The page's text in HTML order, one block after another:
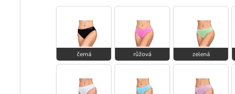
černá růžová zelená